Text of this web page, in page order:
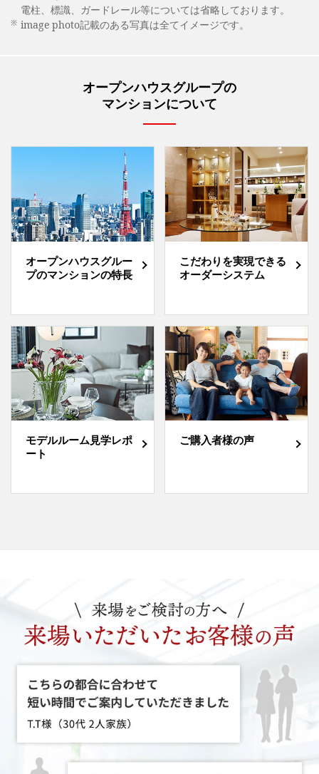
電柱、標識、ガードレール等については省略しております。
※ image photo記載のある写真は全てイメージです。
オープンハウスグループの
マンションについて
オープンハウスグルー
プのマンションの特長
こだわりを実現できる
オーダーシステム
モデルルーム見学レポ
ート
ご購入者様の声